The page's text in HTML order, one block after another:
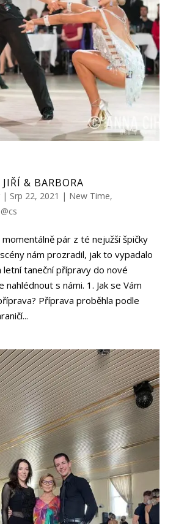
& BARBORA
| Srp 22, 2021 | New Time,
momentálně pár z té nejužší špičky
nám prozradil, jak to vypadalo
letní taneční přípravy do nové
s námi. 1. Jak se Vám
Příprava proběhla podle